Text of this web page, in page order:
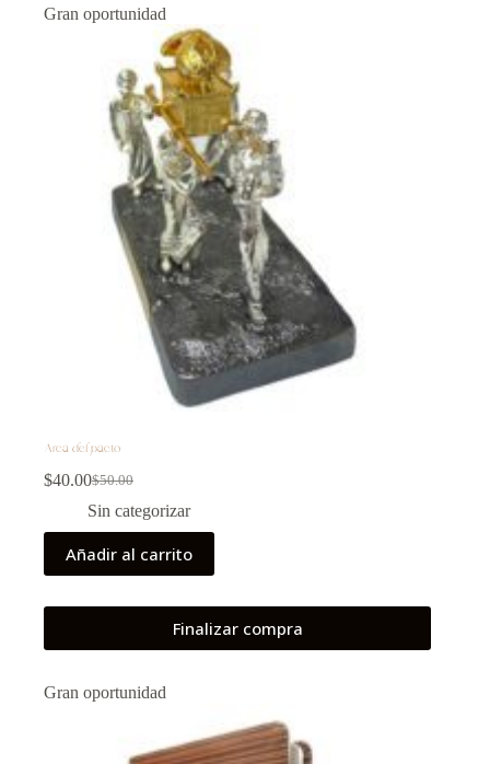
Gran oportunidad
Arca del pacto
$50.00
$40.00
Sin categorizar
Añadir al carrito
Finalizar compra
Gran oportunidad